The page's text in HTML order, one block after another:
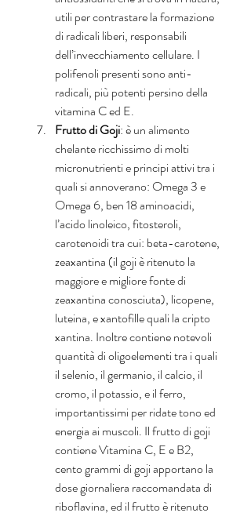
utili per contrastare la formazione
di radicali liberi, responsabili
dell’invecchiamento cellulare. I
polifenoli presenti sono anti-
radicali, più potenti persino della
vitamina C ed E.
Frutto di Goji: è un alimento
chelante ricchissimo di molti
micronutrienti e principi attivi tra i
quali si annoverano: Omega 3 e
Omega 6, ben 18 aminoacidi,
l’acido linoleico, fitosteroli,
carotenoidi tra cui: beta-carotene,
zeaxantina (il goji è ritenuto la
maggiore e migliore fonte di
zeaxantina conosciuta), licopene,
luteina, e xantofille quali la cripto
xantina. Inoltre contiene notevoli
quantità di oligoelementi tra i quali
il selenio, il germanio, il calcio, il
cromo, il potassio, e il ferro,
importantissimi per ridate tono ed
energia ai muscoli. Il frutto di goji
contiene Vitamina C, E e B2,
cento grammi di goji apportano la
dose giornaliera raccomandata di
riboflavina, ed il frutto è ritenuto